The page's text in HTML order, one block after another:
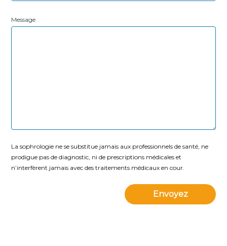
Message
La sophrologie ne se substitue jamais aux professionnels de santé, ne
prodigue pas de diagnostic, ni de prescriptions médicales et
n’interfèrent jamais avec des traitements médicaux en cour.